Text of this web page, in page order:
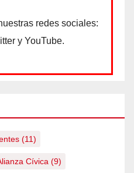
redes sociales:
y YouTube.
(11)
Cívica (9)